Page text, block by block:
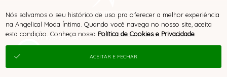
SITE 100% SEGURO PLATAFORMA B2B
® TODOS DIREITOS RESERVADOS
Nós salvamos o seu histórico de uso pra oferecer a melhor experiência
na Angelical Moda Íntima. Quando você navega no nosso site, aceita
esta condição. Conheça nossa Política de Cookies e Privacidade
ACEITAR E FECHAR